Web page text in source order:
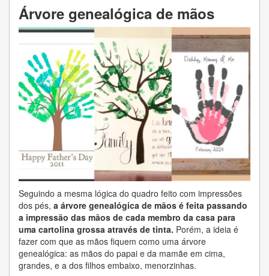
Árvore genealógica de mãos
Seguindo a mesma lógica do quadro feito com impressões
dos pés, a árvore genealógica de mãos é feita passando
a impressão das mãos de cada membro da casa para
uma cartolina grossa através de tinta. Porém, a ideia é
fazer com que as mãos fiquem como uma árvore
genealógica: as mãos do papai e da mamãe em cima,
grandes, e a dos filhos embaixo, menorzinhas.